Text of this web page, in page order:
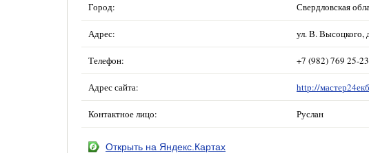
Город: Свердловская
Адрес: ул. В. Высоцкого,
Телефон: +7 (982) 769 25-23
Адрес сайта: http://
Контактное лицо: Руслан
Открыть на Яндекс.Картах